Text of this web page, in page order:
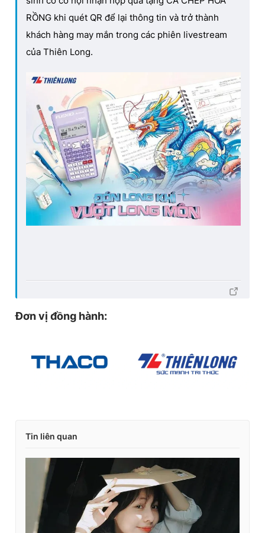
RỒNG khi quét QR để lại thông tin và trở thành
khách hàng may mắn trong các phiên livestream
của Thiên Long.
Đơn vị đồng hành:
Tin liên quan